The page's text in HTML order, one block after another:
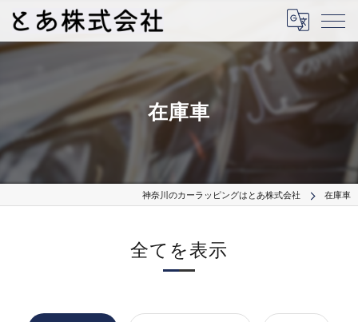
在庫車
神奈川のカーラッピングはとあ株式会社 在庫車
全てを表示